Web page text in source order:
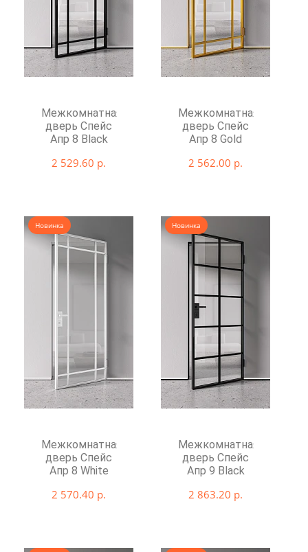
Межкомнатная
дверь Спейс
Апр 8 Black
2 529.60 р.
Межкомнатная
дверь Спейс
Апр 8 Gold
2 562.00 р.
Новинка
Межкомнатная
дверь Спейс
Апр 8 White
2 570.40 р.
Новинка
Межкомнатная
дверь Спейс
Апр 9 Black
2 863.20 р.